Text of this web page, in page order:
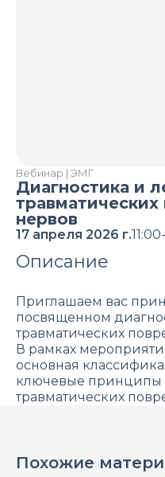
Вебинар | ЭМГ
Диагностика и
нервов
17 апреля 2026 г.
Описание
Приглашаем вас
посвященном
травматических
В рамках
основная
ключевые принципы
травматических
Современные
Похожие